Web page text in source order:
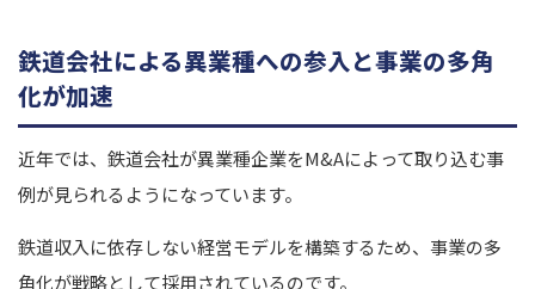
鉄道会社による異業種への参入と事業の多角
化が加速
近年では、鉄道会社が異業種企業をM&Aによって取り込む事
例が見られるようになっています。
鉄道収入に依存しない経営モデルを構築するため、事業の多
角化が戦略として採用されているのです。